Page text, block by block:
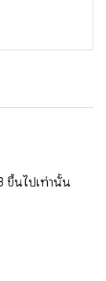
ขึ้นไปเท่านั้น